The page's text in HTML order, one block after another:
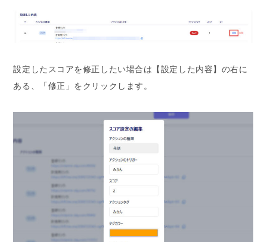
設定したスコアを修正したい場合は【設定した内容】の右に
ある、「修正」をクリックします。